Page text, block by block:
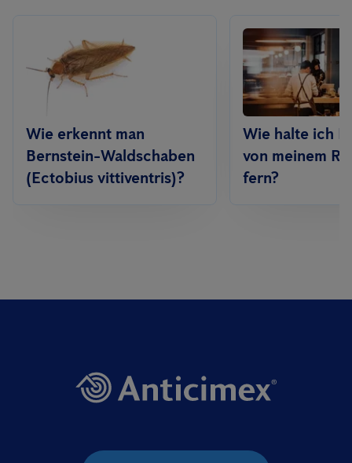
Wie erkennt man
Bernstein-Waldschaben
(Ectobius vittiventris)?
Wie halte ich
von meinem
fern?